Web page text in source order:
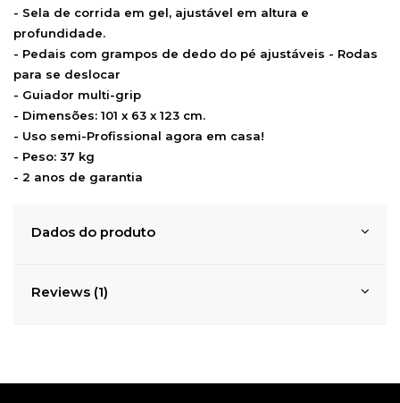
- Sela de corrida em gel, ajustável em altura e
profundidade.
- Pedais com grampos de dedo do pé ajustáveis - Rodas
para se deslocar
- Guiador multi-grip
- Dimensões: 101 x 63 x 123 cm.
- Uso semi-Profissional agora em casa!
- Peso: 37 kg
- 2 anos de garantia
Dados do produto
Reviews (1)